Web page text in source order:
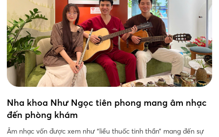
Nha khoa Như Ngọc tiên phong mang âm nhạc
đến phòng khám
Âm nhạc vốn được xem như “liều thuốc tinh thần” mang đến sự